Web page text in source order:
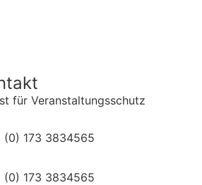
für Veranstaltungsschutz
(0) 173 3834565
(0) 173 3834565